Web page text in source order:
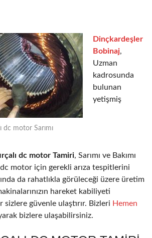
dc motor Sarımı
Dinçkardeşler
Bobinaj,
Uzman
kadrosunda
bulunan
yetişmiş
dc motor Tamiri, Sarımı ve Bakımı
motor için gerekli arıza tespitlerini
da rahatlıkla görüleceği üzere üretim
hareket kabiliyeti
sizlere güvenle ulaştırır. Bizleri Hemen
bizlere ulaşabilirsiniz.